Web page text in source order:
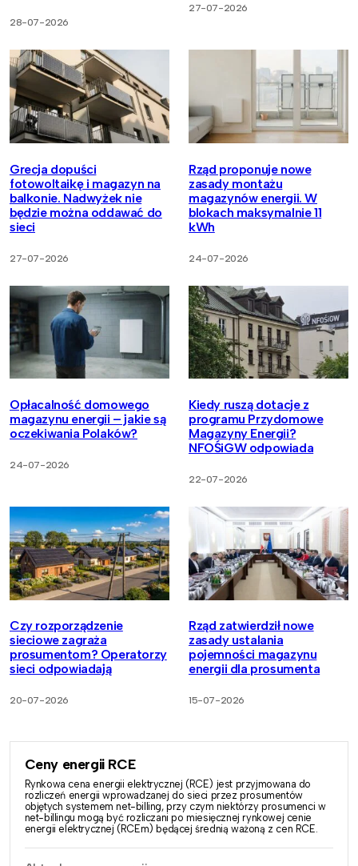
28-07-2026
27-07-2026
Grecja dopuści
fotowoltaikę i magazyn na
balkonie. Nadwyżek nie
będzie można oddawać do
sieci
27-07-2026
Rząd proponuje nowe
zasady montażu
magazynów energii. W
blokach maksymalnie 11
kWh
24-07-2026
Opłacalność domowego
magazynu energii – jakie są
oczekiwania Polaków?
24-07-2026
Kiedy ruszą dotacje z
programu Przydomowe
Magazyny Energii?
NFOŚiGW odpowiada
22-07-2026
Czy rozporządzenie
sieciowe zagraża
prosumentom? Operatorzy
sieci odpowiadają
20-07-2026
Rząd zatwierdził nowe
zasady ustalania
pojemności magazynu
energii dla prosumenta
15-07-2026
Ceny energii RCE
Rynkowa cena energii elektrycznej (RCE) jest przyjmowana do
rozliczeń energii wprowadzanej do sieci przez prosumentów
objętych systemem net-billing, przy czym niektórzy prosumenci w
net-billingu mogą być rozliczani po miesięcznej rynkowej cenie
energii elektrycznej (RCEm) będącej średnią ważoną z cen RCE.